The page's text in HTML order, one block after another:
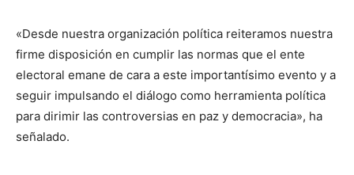
«Desde nuestra organización política reiteramos nuestra
firme disposición en cumplir las normas que el ente
electoral emane de cara a este importantísimo evento y a
seguir impulsando el diálogo como herramienta política
para dirimir las controversias en paz y democracia», ha
señalado.